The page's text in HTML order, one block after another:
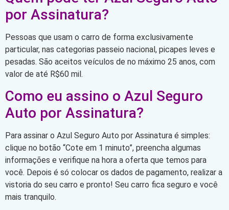
por Assinatura?
Pessoas que usam o carro de forma exclusivamente
particular, nas categorias passeio nacional, picapes leves e
pesadas. São aceitos veículos de no máximo 25 anos, com
valor de até R$60 mil.
Como eu assino o Azul Seguro
Auto por Assinatura?
Para assinar o Azul Seguro Auto por Assinatura é simples:
clique no botão “Cote em 1 minuto”, preencha algumas
informações e verifique na hora a oferta que temos para
você. Depois é só colocar os dados de pagamento, realizar a
vistoria do seu carro e pronto! Seu carro fica seguro e você
mais tranquilo.